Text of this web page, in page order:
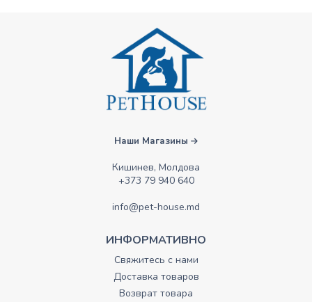
Наши Магазины
Кишинев, Молдова
+373 79 940 640
info@pet-house.md
ИНФОРМАТИВНО
Свяжитесь с нами
Доставка товаров
Возврат товара